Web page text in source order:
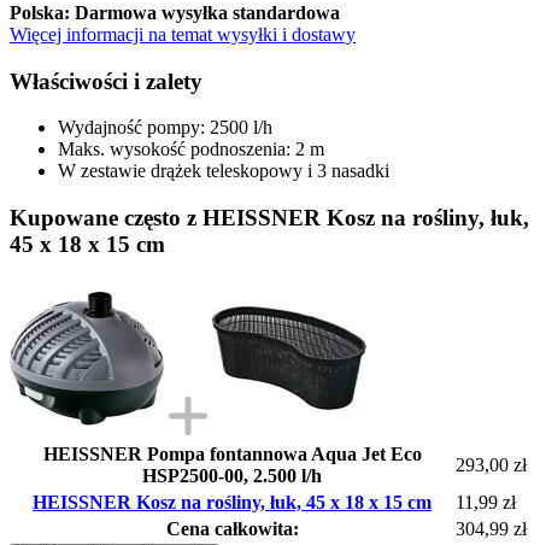
Polska: Darmowa wysyłka standardowa
Więcej informacji na temat wysyłki i dostawy
Właściwości i zalety
Wydajność pompy: 2500 l/h
Maks. wysokość podnoszenia: 2 m
W zestawie drążek teleskopowy i 3 nasadki
Kupowane często z HEISSNER Kosz na rośliny, łuk,
45 x 18 x 15 cm
HEISSNER Pompa fontannowa Aqua Jet Eco
HSP2500-00, 2.500 l/h
293,00 zł
HEISSNER Kosz na rośliny, łuk, 45 x 18 x 15 cm
11,99 zł
Cena całkowita:
304,99 zł